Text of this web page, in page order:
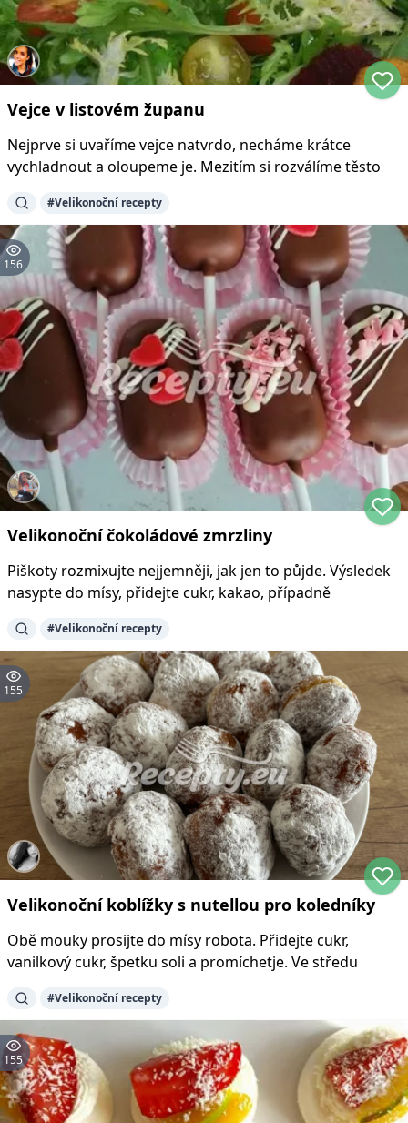
Vejce v listovém županu
Nejprve si uvaříme vejce natvrdo, necháme krátce
vychladnout a oloupeme je. Mezitím si rozválíme těsto
#Velikonoční recepty
156
Velikonoční čokoládové zmrzliny
Piškoty rozmixujte nejjemněji, jak jen to půjde. Výsledek
nasypte do mísy, přidejte cukr, kakao, případně
#Velikonoční recepty
155
Velikonoční koblížky s nutellou pro koledníky
Obě mouky prosijte do mísy robota. Přidejte cukr,
vanilkový cukr, špetku soli a promíchetje. Ve středu
#Velikonoční recepty
155